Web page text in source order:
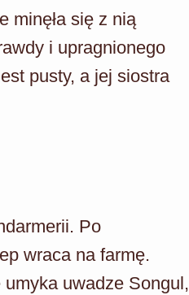
minęła się z nią
i upragnionego
pusty, a jej siostra
Po
wraca na farmę.
uwadze Songul,